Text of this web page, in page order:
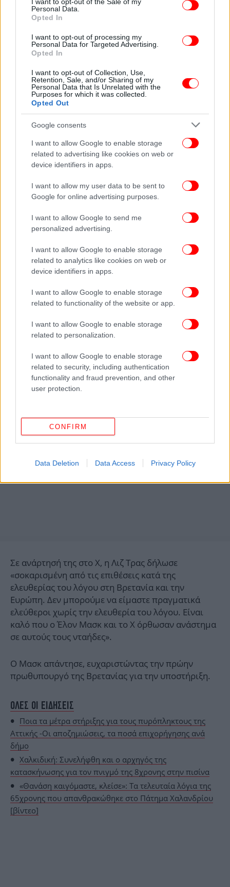
Personal Data.
Opted In
I want to opt-out of processing my
Personal Data for Targeted Advertising.
Opted In
I want to opt-out of Collection, Use,
Retention, Sale, and/or Sharing of my
Personal Data that Is Unrelated with the
Purposes for which it was collected.
Opted Out
Google consents
I want to allow Google to enable storage
related to advertising like cookies on web or
device identifiers in apps.
I want to allow my user data to be sent to
Google for online advertising purposes.
I want to allow Google to send me
personalized advertising.
I want to allow Google to enable storage
related to analytics like cookies on web or
device identifiers in apps.
I want to allow Google to enable storage
related to functionality of the website or app.
I want to allow Google to enable storage
related to personalization.
I want to allow Google to enable storage
related to security, including authentication
functionality and fraud prevention, and other
user protection.
CONFIRM
Data Deletion Data Access Privacy Policy
H Τρας στηρίζει Τραμπ και Μασκ
Η Τρας μιλά ολοένα και συχνότερα το τελευταίο
διάστημα για τις πολιτικές εξελίξεις στις ΗΠΑ,
ενόψει των κρίσιμων προεδρικών εκλογών του
φθινοπώρου.
Τον περασμένο μήνα, απευθυνόμενη σε οπαδούς
των Ρεπουμπλικανών, τους κάλεσε να αντλήσουν
πρωθυπουργία της Βρετανίας, λέγοντας: «Έμαθα
πόσο ισχυρή είναι η μη εκλεγμένη γραφειοκρατία.
διαλύσετε το αριστερό κράτος… είναι δόλιοι, είναι
αδίστακτοι».
Η Τρας είχε επικρίνει στο παρελθόν το πείραμα με
περασμένο Ιούνιο ότι δεν ήταν «ιδιαίτερα αστείο»,
και επέκρινε τα βρετανικά ΜΜΕ, υποστηρίζοντας
ότι είναι «γνωστά σε όλο τον κόσμο ως ιδιαίτερα
θορυβώδη» και ότι δεν δείχνουν ιδιαίτερο σεβασμό
στους πολιτικούς.
Η φάρσα με το πανό έγινε λίγο αφότου η Τρας
εξέφρασε την υποστήριξή της στον Έλον Μασκ, ο
οποίος με αφορμή το πρόσφατο κύμα ακροδεξιάς
βίας ισχυρίστηκε ότι η αστυνόμευση στη Βρετανία
ακολουθεί δύο μέτρα και δύο σταθμά.
Σε ανάρτησή της στο Χ, η Λιζ Τρας δήλωσε
«σοκαρισμένη από τις επιθέσεις κατά της
ελευθερίας του λόγου στη Βρετανία και την
Ευρώπη. Δεν μπορούμε να είμαστε πραγματικά
ελεύθεροι χωρίς την ελευθερία του λόγου. Είναι
καλό που ο Έλον Μασκ και το X όρθωσαν ανάστημα
σε αυτούς τους νταήδες».
Ο Μασκ απάντησε, ευχαριστώντας την πρώην
πρωθυπουργό της Βρετανίας για την υποστήριξη.
ΟΛΕΣ ΟΙ ΕΙΔΗΣΕΙΣ
Ποια τα μέτρα στήριξης για τους πυρόπληκτους της
Αττικής -Οι αποζημιώσεις, τα ποσά επιχορήγησης ανά
δήμο
Χαλκιδική: Συνελήφθη και ο αρχηγός της
κατασκήνωσης για τον πνιγμό της 8χρονης στην πισίνα
«Θανάση καιγόμαστε, κλείσε»: Τα τελευταία λόγια της
65χρονης που απανθρακώθηκε στο Πάτημα Χαλανδρίου
[βίντεο]